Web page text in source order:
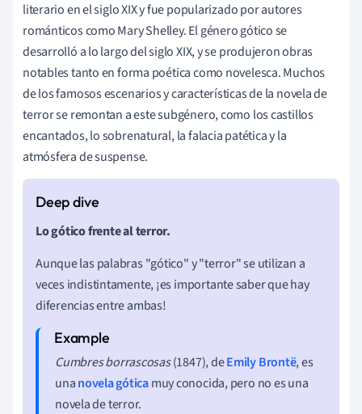
literario en el siglo XIX y fue popularizado por autores
románticos como Mary Shelley. El género gótico se
desarrolló a lo largo del siglo XIX, y se produjeron obras
notables tanto en forma poética como novelesca. Muchos
de los famosos escenarios y características de la novela de
terror se remontan a este subgénero, como los castillos
encantados, lo sobrenatural, la falacia patética y la
atmósfera de suspense.
Lo gótico frente al terror.
Aunque las palabras "gótico" y "terror" se utilizan a
veces indistintamente, ¡es importante saber que hay
diferencias entre ambas!
Cumbres borrascosas(1847), deEmily Brontë, es
unanovela góticamuy conocida, pero no es una
novela de terror.